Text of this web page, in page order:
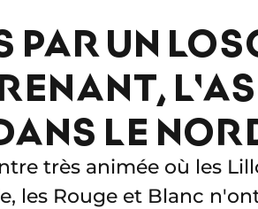
PAR UN
LE
très animée où les
les Rouge et Blanc